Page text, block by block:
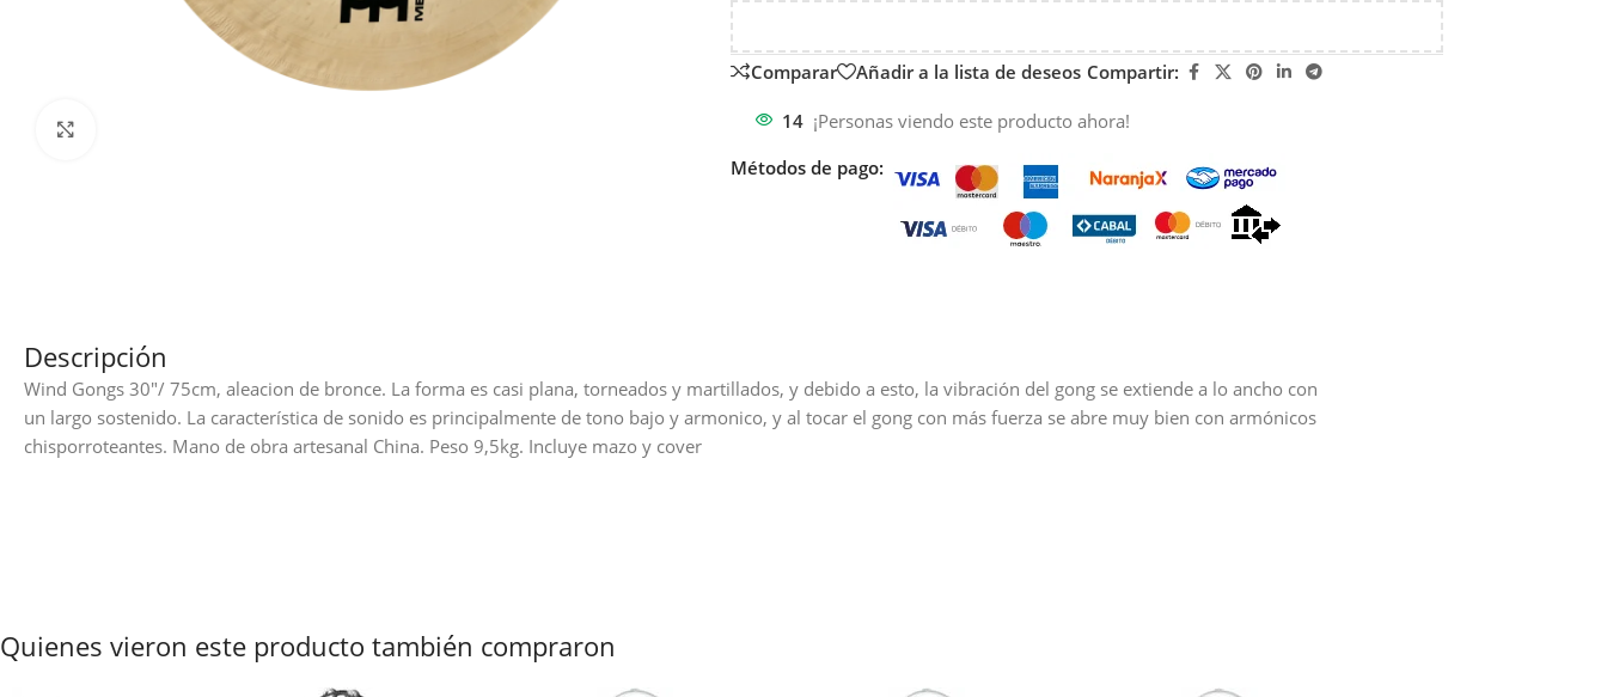
Comparar Añadir a la lista de deseos Compartir:
14 ¡Personas viendo este producto ahora!
Métodos de pago:
Descripción
Wind Gongs 30″/ 75cm, aleacion de bronce. La forma es casi plana, torneados y martillados, y debido a esto, la vibración del gong se extiende a lo ancho con
un largo sostenido. La característica de sonido es principalmente de tono bajo y armonico, y al tocar el gong con más fuerza se abre muy bien con armónicos
chisporroteantes. Mano de obra artesanal China. Peso 9,5kg. Incluye mazo y cover
Quienes vieron este producto también compraron